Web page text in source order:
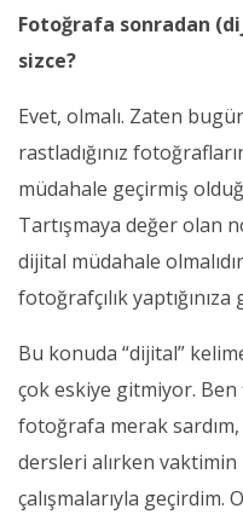
Fotoğrafa sonradan
sizce?
Evet, olmalı. Zaten
rastladığınız
müdahale geçirmiş
Tartışmaya değer olan
dijital müdahale
fotoğrafçılık
Bu konuda “dijital”
çok eskiye gitmiyor. Ben
fotoğrafa merak
dersleri alırken vaktimin
çalışmalarıyla geçirdim.